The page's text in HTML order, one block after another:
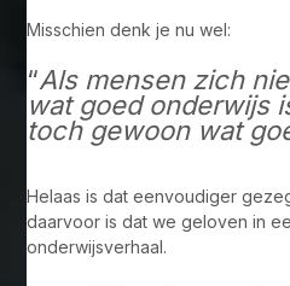
Misschien denk je nu wel:
“Als mensen zich
wat goed onderwijs
toch gewoon wat
Helaas is dat eenvoudiger
daarvoor is dat we geloven in
onderwijsverhaal.